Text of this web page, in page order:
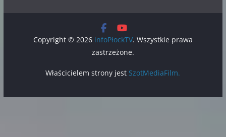
Copyright © 2026 infoPłockTV. Wszystkie prawa
zastrzeżone.
Właścicielem strony jest SzotMediaFilm.